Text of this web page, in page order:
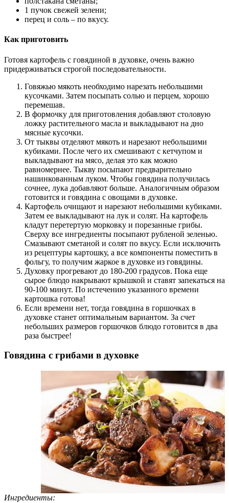
1 пучок свежей зелени;
перец и соль – по вкусу.
Как приготовить
Готовя картофель с говядиной в духовке, очень важно
придерживаться строгой последовательности.
Говяжью мякоть необходимо нарезать небольшими
кусочками. Затем посыпать солью и перцем, хорошо
перемешав.
В формочку для приготовления добавляют столовую
ложку растительного масла и выкладывают на дно
мясные кусочки.
От тыквы отделяют мякоть и нарезают небольшими
кубиками. После чего их смешивают с кетчупом и
выкладывают на мясо, делая это как можно
равномернее. Тыкву посыпают предварительно
нашинкованным луком. Чтобы говядина получилась
сочнее, лука добавляют больше. Аналогичным образом
готовится и говядина с овощами в духовке.
Картофель очищают и нарезают небольшими кубиками.
Затем ее выкладывают на лук и солят. На картофель
кладут перетертую морковку и порезанные грибы.
Сверху все ингредиенты посыпают рубленой зеленью.
Смазывают сметаной и солят по вкусу. Если исключить
из рецептуры картошку, а все компоненты поместить в
фольгу, то получим жаркое в духовке из говядины.
Духовку прогревают до 180-200 градусов. Пока еще
сырое блюдо накрывают крышкой и ставят запекаться на
90-100 минут. По истечению указанного времени
картошка готова!
Если времени нет, тогда говядина в горшочках в
духовке станет оптимальным вариантом. За счет
небольших размеров горшочков блюдо готовится в два
раза быстрее!
Говядина с грибами в духовке
Ингредиенты: